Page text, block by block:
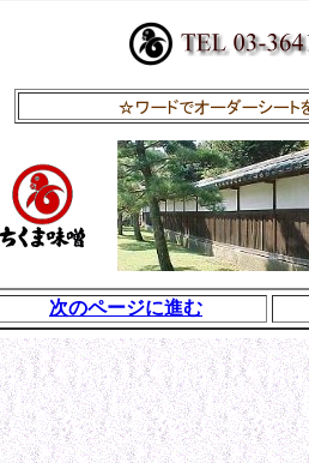
次のページに進む